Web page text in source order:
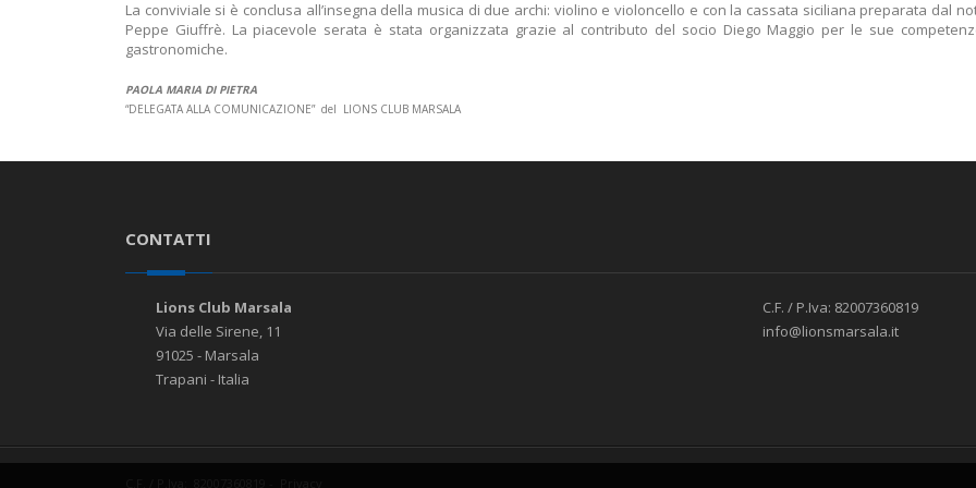
La conviviale si è conclusa all’insegna della musica di due archi: violino e violoncello e con la cassata siciliana preparata dal
Peppe Giuffrè. La piacevole serata è stata organizzata grazie al contributo del socio Diego Maggio per le sue
gastronomiche.
PAOLA MARIA DI PIETRA
“DELEGATA ALLA COMUNICAZIONE” del LIONS CLUB MARSALA
CONTATTI
Lions Club Marsala
Via delle Sirene, 11
91025 - Marsala
Trapani - Italia
C.F. / P.Iva: 82007360819
info@lionsmarsala.it